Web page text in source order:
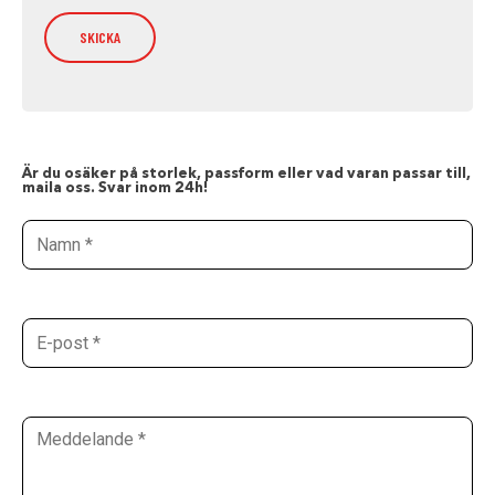
Är du osäker på storlek, passform eller vad varan passar till,
maila oss. Svar inom 24h!